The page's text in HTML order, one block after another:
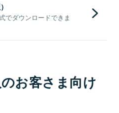
でダウンロードできま
お客さま向け